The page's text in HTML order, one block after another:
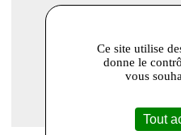
©
Ce site utilise
donne le
vous
Tout